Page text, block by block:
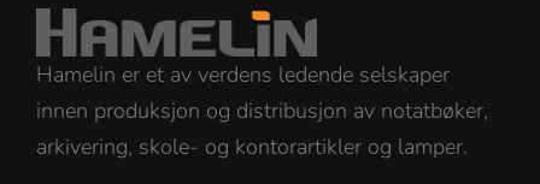
Hamelin er et av verdens ledende selskaper
innen produksjon og distribusjon av notatbøker,
arkivering, skole- og kontorartikler og lamper.